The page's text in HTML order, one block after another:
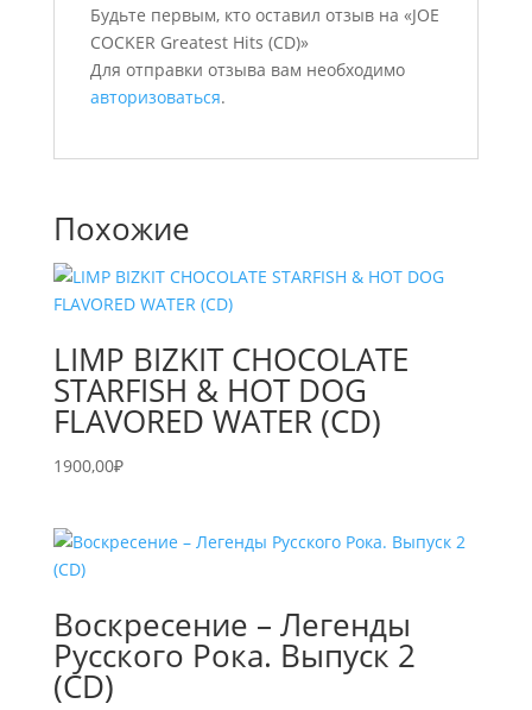
Будьте первым, кто оставил отзыв на «JOE
COCKER Greatest Hits (CD)»
Для отправки отзыва вам необходимо
авторизоваться.
Похожие
LIMP BIZKIT CHOCOLATE
STARFISH & HOT DOG
FLAVORED WATER (CD)
1900,00₽
Воскресение – Легенды
Русского Рока. Выпуск 2
(CD)